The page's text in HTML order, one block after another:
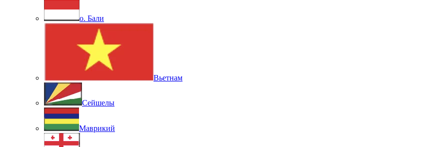
о. Бали
Вьетнам
Сейшелы
Маврикий